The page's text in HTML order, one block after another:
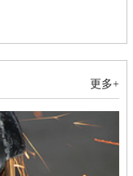
更多+